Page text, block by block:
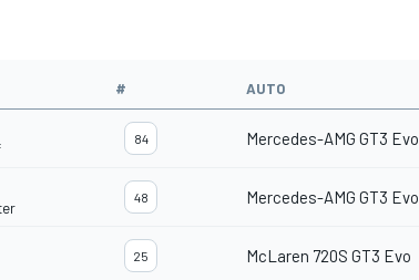
# AUTO
84 Mercedes-AMG GT3 Evo
48 Mercedes-AMG GT3 Evo
25 McLaren 720S GT3 Evo